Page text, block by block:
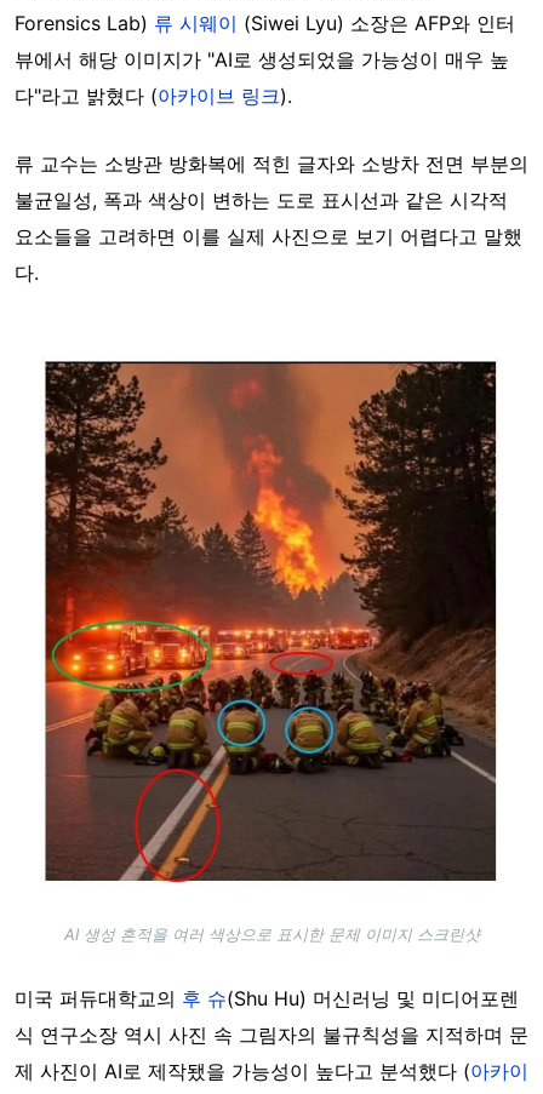
Forensics Lab) 류 시웨이 (Siwei Lyu) 소장은 AFP와 인터
뷰에서 해당 이미지가 "AI로 생성되었을 가능성이 매우 높
다"라고 밝혔다 (아카이브 링크).
류 교수는 소방관 방화복에 적힌 글자와 소방차 전면 부분의
불균일성, 폭과 색상이 변하는 도로 표시선과 같은 시각적
요소들을 고려하면 이를 실제 사진으로 보기 어렵다고 말했
다.
Image
AI 생성 흔적을 여러 색상으로 표시한 문제 이미지 스크린샷
미국 퍼듀대학교의 후 슈(Shu Hu) 머신러닝 및 미디어포렌
식 연구소장 역시 사진 속 그림자의 불규칙성을 지적하며 문
제 사진이 AI로 제작됐을 가능성이 높다고 분석했다 (아카이